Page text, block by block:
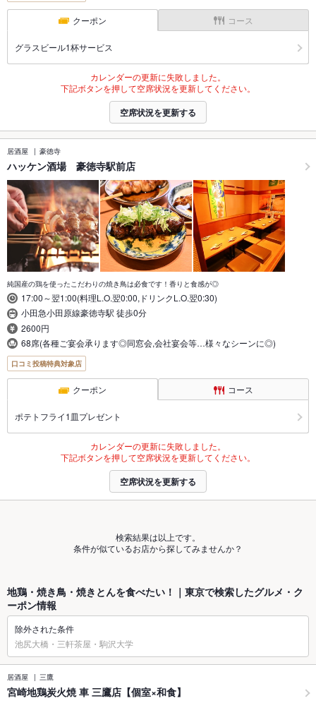
クーポン コース
グラスビール1杯サービス
カレンダーの更新に失敗しました。
下記ボタンを押して空席状況を更新してください。
空席状況を更新する
居酒屋 豪徳寺
ハッケン酒場 豪徳寺駅前店
純国産の鶏を使ったこだわりの焼き鳥は必食です！香りと食感が◎
17:00～翌1:00(料理L.O.翌0:00,ドリンクL.O.翌0:30)
小田急小田原線豪徳寺駅 徒歩0分
2600円
68席(各種ご宴会承ります◎同窓会,会社宴会等…様々なシーンに◎)
口コミ投稿特典対象店
クーポン コース
ポテトフライ1皿プレゼント
カレンダーの更新に失敗しました。
下記ボタンを押して空席状況を更新してください。
空席状況を更新する
検索結果は以上です。
条件が似ているお店から探してみませんか？
地鶏・焼き鳥・焼きとんを食べたい！｜東京で検索したグルメ・ク
ーポン情報
除外された条件
池尻大橋・三軒茶屋・駒沢大学
居酒屋 三鷹
宮崎地鶏炭火焼 車 三鷹店【個室×和食】